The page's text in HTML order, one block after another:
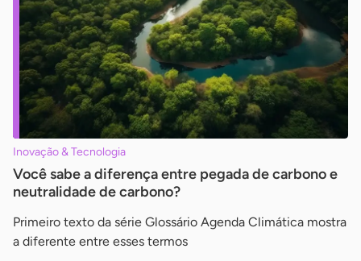
Inovação & Tecnologia
Você sabe a diferença entre pegada de carbono e
neutralidade de carbono?
Primeiro texto da série Glossário Agenda Climática mostra
a diferente entre esses termos